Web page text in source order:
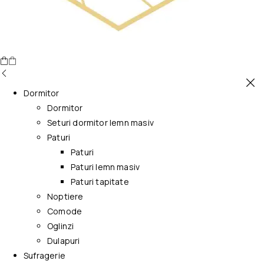
Dormitor
Dormitor
Seturi dormitor lemn masiv
Paturi
Paturi
Paturi lemn masiv
Paturi tapitate
Noptiere
Comode
Oglinzi
Dulapuri
Sufragerie